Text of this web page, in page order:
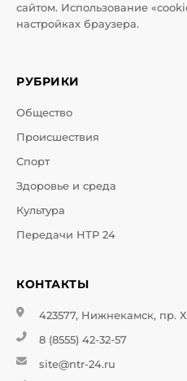
сайтом. Использование
настройках браузера.
РУБРИКИ
Общество
Происшествия
Спорт
Здоровье и среда
Культура
Передачи НТР 24
КОНТАКТЫ
423577, Нижнекамск, пр.
8 (8555) 42-32-57
site@ntr-24.ru